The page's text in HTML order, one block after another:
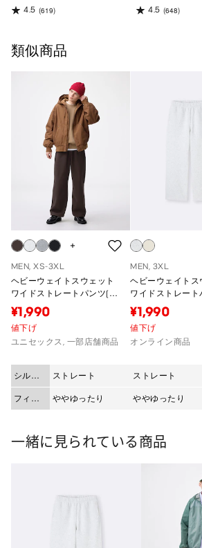
4.5 (619)
4.5 (648)
類似商品
MEN, XS-3XL
ヘビーウェイトスウェット
ワイドストレートパンツ(丈
標準69.0～73.0cm)
¥1,990
値下げ
ユニセックス, 一部店舗商品
シルエ
ット
ストレート
フィッ
ト
ややゆったり
MEN, 3XL
ヘビーウェイトス
ワイドストレート
長め77.0～81.0cm)
¥1,990
値下げ
オンライン商品
ストレート
ややゆったり
一緒に見られている商品